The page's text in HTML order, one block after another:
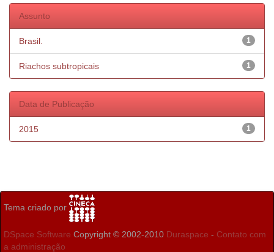
Assunto
1
Brasil.
1
Riachos subtropicais
Data de Publicação
1
2015
Tema criado por
DSpace Software Copyright © 2002-2010 Duraspace - Contato com
a administração